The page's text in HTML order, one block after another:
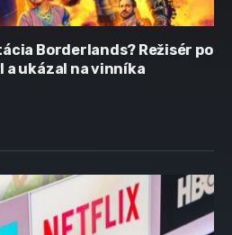
Borderlands? Režisér po
a ukázal na vinníka